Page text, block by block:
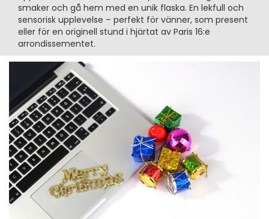
smaker och gå hem med en unik flaska. En lekfull och
sensorisk upplevelse – perfekt för vänner, som present
eller för en originell stund i hjärtat av Paris 16:e
arrondissementet.